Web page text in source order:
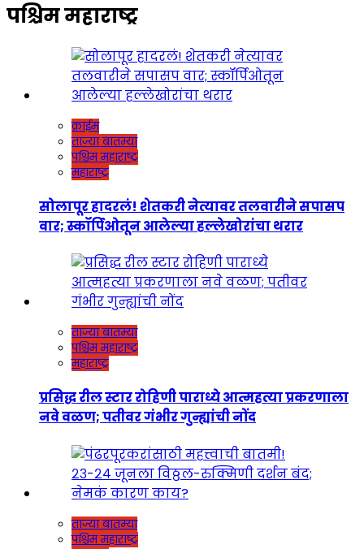
पश्चिम महाराष्ट्र
क्राईम
ताज्या बातम्या
पश्चिम महाराष्ट्र
महाराष्ट्र
सोलापूर हादरलं! शेतकरी नेत्यावर तलवारीने सपासप
वार; स्कॉर्पिओतून आलेल्या हल्लेखोरांचा थरार
ताज्या बातम्या
पश्चिम महाराष्ट्र
महाराष्ट्र
प्रसिद्ध रील स्टार रोहिणी पाराध्ये आत्महत्या प्रकरणाला
नवे वळण; पतीवर गंभीर गुन्ह्यांची नोंद
ताज्या बातम्या
पश्चिम महाराष्ट्र